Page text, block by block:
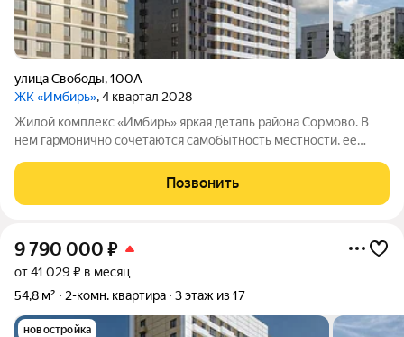
улица Свободы,100А
ЖК «Имбирь», 4 квартал 2028
Жилой комплекс «Имбирь» яркая деталь района Сормово. В
нём гармонично сочетаются самобытность местности, её
Всё необходимое находится в шаговой доступности:
общественный транспорт, магазины,
Позвонить
9 790 000 ₽
от 41 029 ₽ в месяц
54,8 м²
2-комн. квартира 3 этаж из 17
новостройка